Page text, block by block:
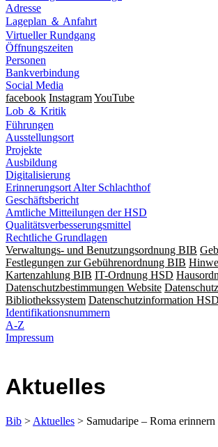
Adresse
Lageplan ＆ Anfahrt
Virtueller Rundgang
Öffnungszeiten
Personen
Bankverbindung
Social Media
facebook InstagramYouTube
Lob ＆ Kritik
Führungen
Ausstellungsort
Projekte
Ausbildung
Digitalisierung
Erinnerungsort Alter Schlachthof
Geschäftsbericht
Amtliche Mitteilungen der HSD
Qualitätsverbesserungsmittel
Rechtliche Grundlagen
Verwaltungs- und Benutzungsordnung BIB
Festlegungen zur Gebührenordnung BIB
Kartenzahlung BIB IT-Ordnung HSD
Datenschutzbestimmungen Website
Bibliothekssystem Datenschutzinformation
Identifikationsnummern
A-Z
Impressum
Aktuelles
Bib > Aktuelles > Samudaripe – Roma erinnern